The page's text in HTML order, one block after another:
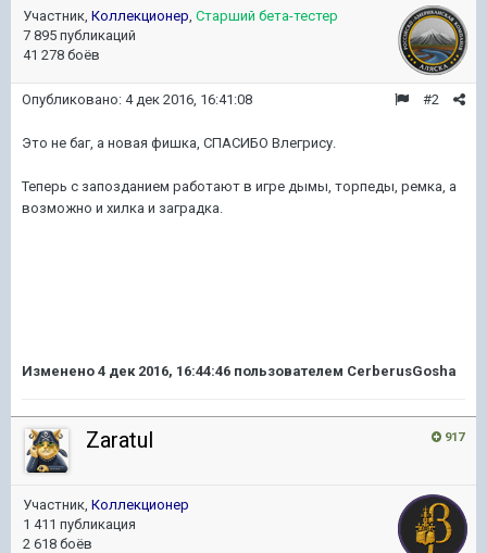
Участник, Коллекционер Старший бета-тестер
7 895 публикаций
41 278 боёв
#2
Опубликовано: 4 дек 2016, 16:41:08
Это не баг, а новая фишка, СПАСИБО Влегрису.
Теперь с запозданием работают в игре дымы, торпеды, ремка, а
возможно и хилка и заградка.
Изменено 4 дек 2016, 16:44:46 пользователем CerberusGosha
917
ZaratuI
Участник, Коллекционер
1 411 публикация
2 618 боёв